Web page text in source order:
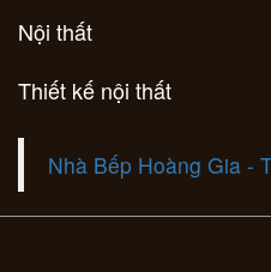
Nội thất
Thiết kế nội thất
Nhà Bếp Hoàng Gia -